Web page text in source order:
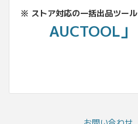
※ ストア対応の一括出品ツール
AUCTOOL」